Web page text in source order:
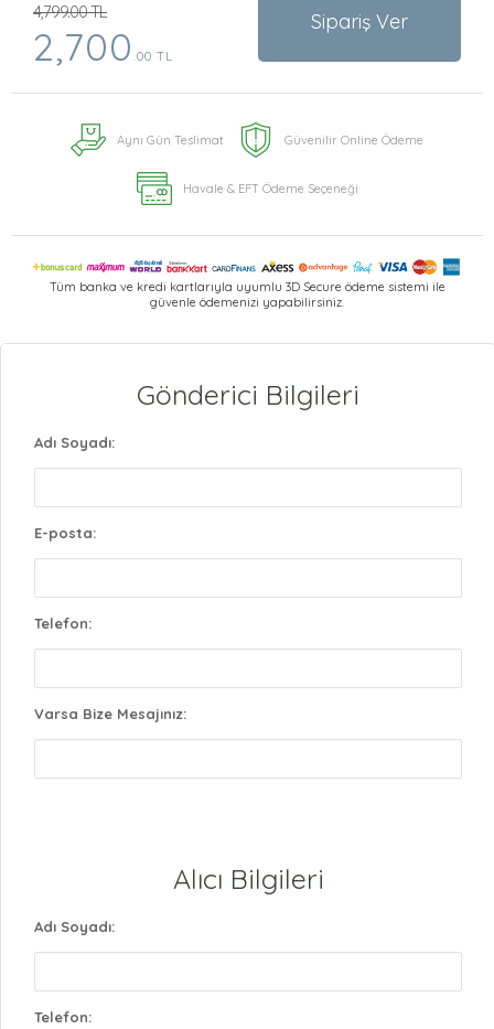
4,799.00 TL
2,700 .00 TL
Sipariş Ver
Aynı Gün Teslimat Güvenilir Online Ödeme
Havale & EFT Ödeme Seçeneği
Tüm banka ve kredi kartlarıyla uyumlu 3D Secure ödeme sistemi ile
güvenle ödemenizi yapabilirsiniz.
Gönderici Bilgileri
Adı Soyadı:
E-posta:
Telefon:
Varsa Bize Mesajınız:
Alıcı Bilgileri
Adı Soyadı:
Telefon: